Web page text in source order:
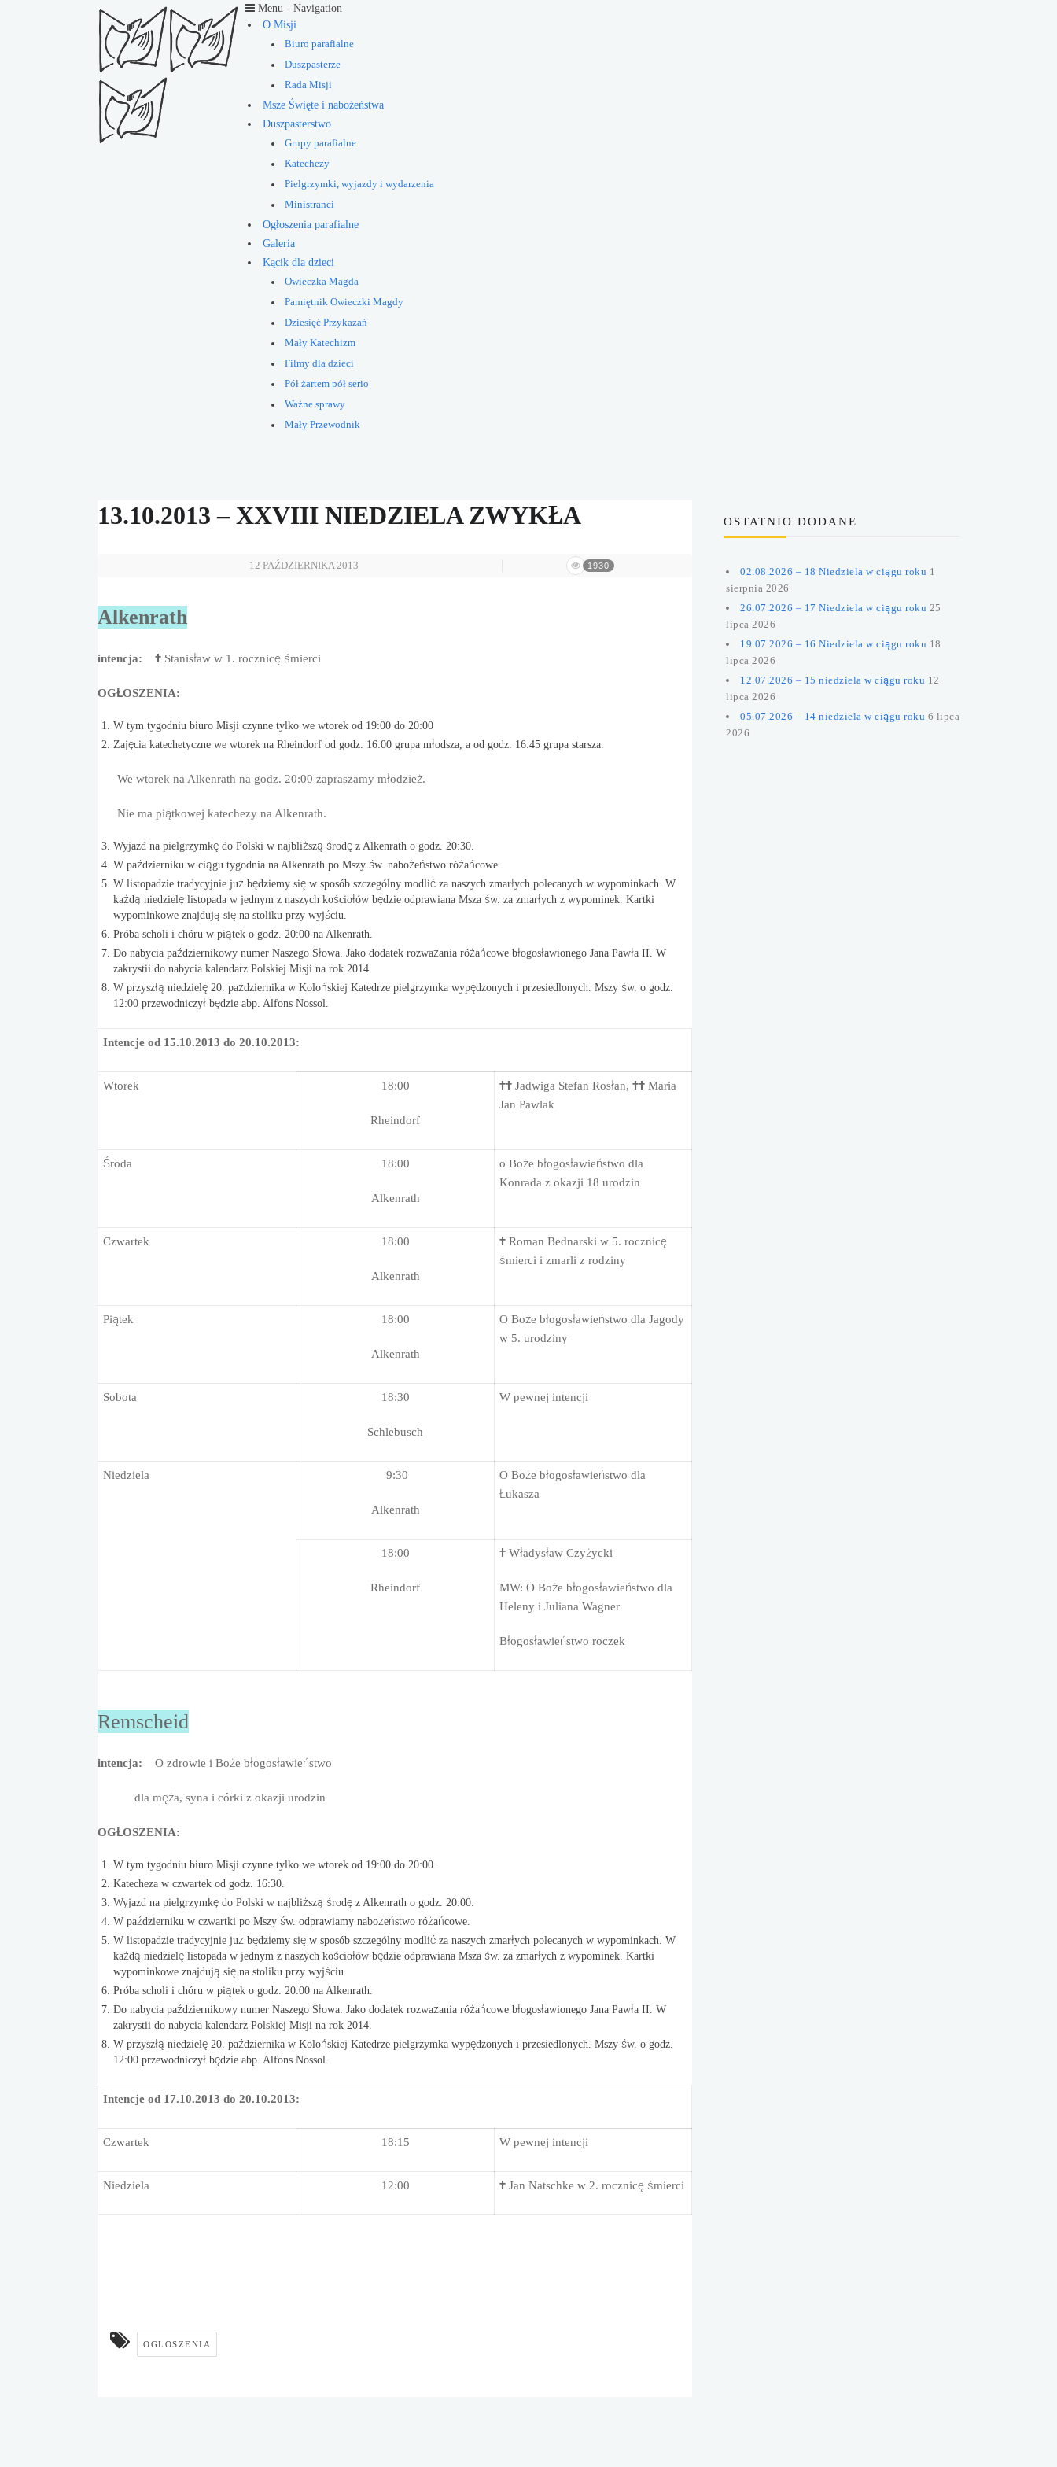
Menu - Navigation
O Misji
Biuro parafialne
Duszpasterze
Rada Misji
Msze Święte i nabożeństwa
Duszpasterstwo
Grupy parafialne
Katechezy
Pielgrzymki, wyjazdy i wydarzenia
Ministranci
Ogłoszenia parafialne
Galeria
Kącik dla dzieci
Owieczka Magda
Pamiętnik Owieczki Magdy
Dziesięć Przykazań
Mały Katechizm
Filmy dla dzieci
Pół żartem pół serio
Ważne sprawy
Mały Przewodnik
13.10.2013 – XXVIII NIEDZIELA ZWYKŁA
12 PAŹDZIERNIKA 2013 1930
Alkenrath
intencja: † Stanisław w 1. rocznicę śmierci
OGŁOSZENIA:
W tym tygodniu biuro Misji czynne tylko we wtorek od 19:00 do 20:00
Zajęcia katechetyczne we wtorek na Rheindorf od godz. 16:00 grupa młodsza, a od godz. 16:45 grupa starsza.
We wtorek na Alkenrath na godz. 20:00 zapraszamy młodzież.
Nie ma piątkowej katechezy na Alkenrath.
Wyjazd na pielgrzymkę do Polski w najbliższą środę z Alkenrath o godz. 20:30.
W październiku w ciągu tygodnia na Alkenrath po Mszy św. nabożeństwo różańcowe.
W listopadzie tradycyjnie już będziemy się w sposób szczególny modlić za naszych zmarłych polecanych w wypominkach. W
każdą niedzielę listopada w jednym z naszych kościołów będzie odprawiana Msza św. za zmarłych z wypominek. Kartki
wypominkowe znajdują się na stoliku przy wyjściu.
Próba scholi i chóru w piątek o godz. 20:00 na Alkenrath.
Do nabycia październikowy numer Naszego Słowa. Jako dodatek rozważania różańcowe błogosławionego Jana Pawła II. W
zakrystii do nabycia kalendarz Polskiej Misji na rok 2014.
W przyszłą niedzielę 20. października w Kolońskiej Katedrze pielgrzymka wypędzonych i przesiedlonych. Mszy św. o godz.
12:00 przewodniczył będzie abp. Alfons Nossol.
Intencje od 15.10.2013 do 20.10.2013:
Wtorek 18:00
Rheindorf
††Jadwiga Stefan Rosłan, ††Maria
Jan Pawlak
Środa 18:00
Alkenrath
o Boże błogosławieństwo dla
Konrada z okazji 18 urodzin
Czwartek 18:00
Alkenrath
†Roman Bednarski w 5. rocznicę
śmierci i zmarli z rodziny
Piątek 18:00
Alkenrath
O Boże błogosławieństwo dla Jagody
w 5. urodziny
Sobota 18:30
Schlebusch
W pewnej intencji
Niedziela 9:30
Alkenrath
O Boże błogosławieństwo dla
Łukasza
18:00
Rheindorf
†Władysław Czyżycki
MW: O Boże błogosławieństwo dla
Heleny i Juliana Wagner
Błogosławieństwo roczek
Remscheid
intencja: O zdrowie i Boże błogosławieństwo
dla męża, syna i córki z okazji urodzin
OGŁOSZENIA:
W tym tygodniu biuro Misji czynne tylko we wtorek od 19:00 do 20:00.
Katecheza w czwartek od godz. 16:30.
Wyjazd na pielgrzymkę do Polski w najbliższą środę z Alkenrath o godz. 20:00.
W październiku w czwartki po Mszy św. odprawiamy nabożeństwo różańcowe.
W listopadzie tradycyjnie już będziemy się w sposób szczególny modlić za naszych zmarłych polecanych w wypominkach. W
każdą niedzielę listopada w jednym z naszych kościołów będzie odprawiana Msza św. za zmarłych z wypominek. Kartki
wypominkowe znajdują się na stoliku przy wyjściu.
Próba scholi i chóru w piątek o godz. 20:00 na Alkenrath.
Do nabycia październikowy numer Naszego Słowa. Jako dodatek rozważania różańcowe błogosławionego Jana Pawła II. W
zakrystii do nabycia kalendarz Polskiej Misji na rok 2014.
W przyszłą niedzielę 20. października w Kolońskiej Katedrze pielgrzymka wypędzonych i przesiedlonych. Mszy św. o godz.
12:00 przewodniczył będzie abp. Alfons Nossol.
Intencje od 17.10.2013 do 20.10.2013:
Czwartek 18:15 W pewnej intencji
Niedziela 12:00 †Jan Natschke w 2. rocznicę śmierci
OGLOSZENIA
OSTATNIO DODANE
02.08.2026 – 18 Niedziela w ciągu roku 1
sierpnia 2026
26.07.2026 – 17 Niedziela w ciągu roku 25
lipca 2026
19.07.2026 – 16 Niedziela w ciągu roku 18
lipca 2026
12.07.2026 – 15 niedziela w ciągu roku 12
lipca 2026
05.07.2026 – 14 niedziela w ciągu roku 6 lipca
2026